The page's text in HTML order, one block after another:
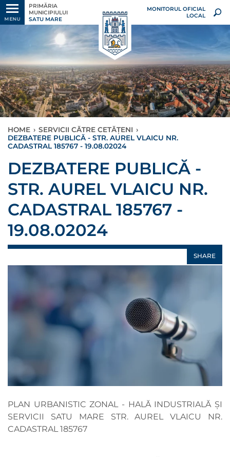
MENU
PRIMĂRIA
MUNICIPIULUI
SATU MARE
MONITORUL OFICIAL
LOCAL
HOME › SERVICII CĂTRE CETĂȚENI ›
DEZBATERE PUBLICĂ - STR. AUREL VLAICU NR.
CADASTRAL 185767 - 19.08.02024
DEZBATERE PUBLICĂ -
STR. AUREL VLAICU NR.
CADASTRAL 185767 -
19.08.02024
SHARE
PLAN URBANISTIC ZONAL - HALĂ INDUSTRIALĂ ȘI
SERVICII SATU MARE STR. AUREL VLAICU NR.
CADASTRAL 185767